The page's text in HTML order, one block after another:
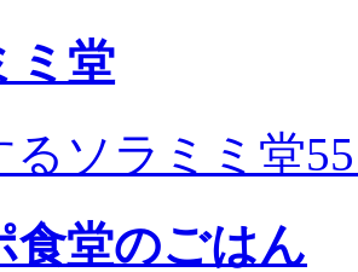
ミ堂
るソラミミ堂
食堂のごはん